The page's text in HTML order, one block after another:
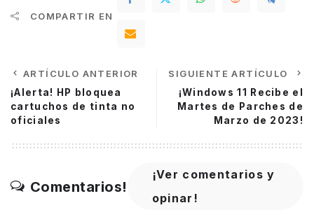
COMPARTIR EN
ARTÍCULO ANTERIOR
¡Alerta! HP bloquea
cartuchos de tinta no
oficiales
SIGUIENTE ARTÍCULO
¡Windows 11 Recibe el
Martes de Parches de
Marzo de 2023!
Comentarios!
¡Ver comentarios y
opinar!